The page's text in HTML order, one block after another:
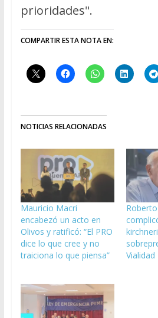
prioridades".
COMPARTIR ESTA NOTA EN:
NOTICIAS RELACIONADAS
Mauricio Macri
encabezó un acto en
Olivos y ratificó: “El PRO
dice lo que cree y no
traiciona lo que piensa”
Vialidad